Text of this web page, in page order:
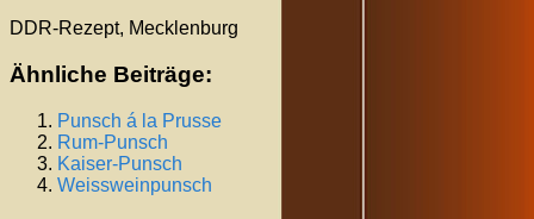
DDR-Rezept, Mecklenburg
Ähnliche Beiträge:
Punsch á la Prusse
Rum-Punsch
Kaiser-Punsch
Weissweinpunsch